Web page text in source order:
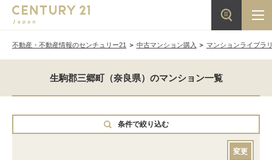
不動産・不動産情報のセンチュリー21 中古マンション購入 マンションライブラ
生駒郡三郷町（奈良県）のマンション一覧
条件で絞り込む
変更